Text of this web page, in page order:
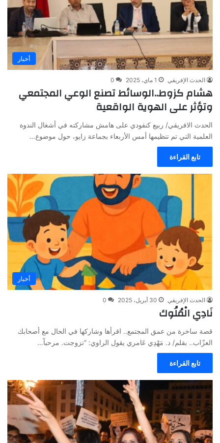
أخبار
الحدث الإفريقي 1 ماي، 2025 0
هشام كزوط..الوسائط تصنع الوعي المجتمعي
وتؤثر على الهوية الواقعية
الحدث الافريقي/ ربيع كنفودي على هامش مشاركته في أشغال الندوة
العلمية التي تم تنظيمها أمس الأربعاء بجماعة زايو، حول موضوع…
تابع القراءة
أخبار
الحدث الإفريقي 30 أبريل، 2025 0
نَادِي الْمُلُوك
قصة ساخرة من عمق المجتمع.. اقرأها وشاركها في الحال مع أصحابك
العزّاب.. بقلم/ د. مَهْدِي عَامري يقول الراوي: “تزوجت. مرحباً…
تابع القراءة